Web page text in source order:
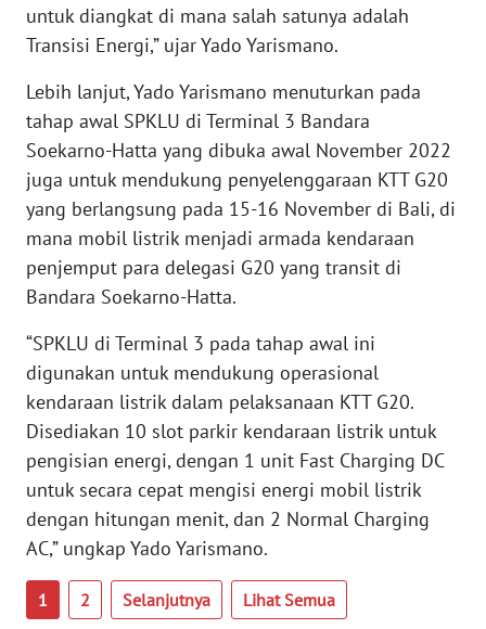
untuk diangkat di mana salah satunya adalah
Transisi Energi,” ujar Yado Yarismano.
Lebih lanjut, Yado Yarismano menuturkan pada
tahap awal SPKLU di Terminal 3 Bandara
Soekarno-Hatta yang dibuka awal November 2022
juga untuk mendukung penyelenggaraan KTT G20
yang berlangsung pada 15-16 November di Bali, di
mana mobil listrik menjadi armada kendaraan
penjemput para delegasi G20 yang transit di
Bandara Soekarno-Hatta.
“SPKLU di Terminal 3 pada tahap awal ini
digunakan untuk mendukung operasional
kendaraan listrik dalam pelaksanaan KTT G20.
Disediakan 10 slot parkir kendaraan listrik untuk
pengisian energi, dengan 1 unit Fast Charging DC
untuk secara cepat mengisi energi mobil listrik
dengan hitungan menit, dan 2 Normal Charging
AC,” ungkap Yado Yarismano.
1 2 Selanjutnya Lihat Semua
SULTRA
NTB
WN
SULBAR
WN
WN
SUMBAR
WN
SUMSEL
WN
BENGKULU
WN